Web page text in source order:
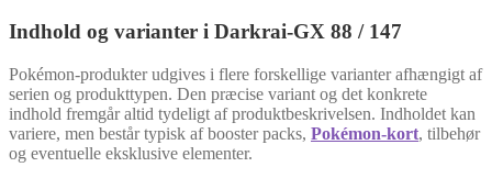
Indhold og varianter i Darkrai-GX 88 / 147
Pokémon-produkter udgives i flere forskellige varianter afhængigt af
serien og produkttypen. Den præcise variant og det konkrete
indhold fremgår altid tydeligt af produktbeskrivelsen. Indholdet kan
variere, men består typisk af booster packs, Pokémon-kort, tilbehør
og eventuelle eksklusive elementer.